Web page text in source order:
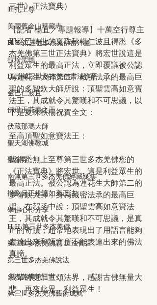
旺扎上尊
美國舊金山華藏寺
H.H.第三世多杰羌佛西洋畫
拉珍聖德
H.H.第三世多杰羌佛書法作品
金巴仁波且
佛母玉花壽之王
伏藏那瑪大師
聖天湖佛教城
聖蹟寺
南無第三世多杰羌佛經藏總集
撥亂反正維護如來正法
學佛心得分享
H.H.第三世多杰羌佛
第三世多杰羌佛說 世法哲言
第三世多杰羌佛說法
多杰羌佛第三世
第三世多杰羌佛藝術成就
三世》正法寶典）
【記者 楊宜／專題報導】十萬空行尊主
那諾巴轉世的夏珠秋楊仁波且得悉《多
杰羌佛第三世正法寶典》將宏世說這是
利益眾生的最高正法，立即覆議被公認
為蓮花生大師第二、藏密法承的最高巨
聖的多智欽大師所說：頂聖雲高如意寶
法王，其成就令其驚嘆和不可思議，以
下是夏珠秋楊祝賀全文：
至高頂聖如意寶法王：
我得悉無上至尊第三世多杰羌佛您的
《正法寶典》將宏世，這是利益眾生的
最高正法。被公認為蓮花生大師第二的
多智欽大師，身為藏密法承的最高巨
聖，在賀函中說：頂聖雲高如意寶法
王，其成就令其驚嘆和不可思議，是真
正的奇蹟，超常地表現出了用語言能夠
表達出來和語言所不能表達出來的佛法
真諦。
我輩將更加宣頌法界，感謝古佛無量大
悲，再來此界，利益眾生！